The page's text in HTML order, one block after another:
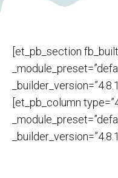
[et_pb_section
[et_pb_column